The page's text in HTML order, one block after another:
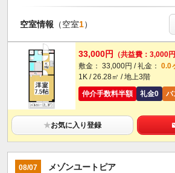
空室情報 （空室1）
33,000円
（共益費：3,000円
敷金： 33,000円 / 礼金： 0.0
1K / 26.28㎡ / 地上3階
仲介手数料半額
礼金0 バ
★お気に入り登録
08/07 メゾンユートピア